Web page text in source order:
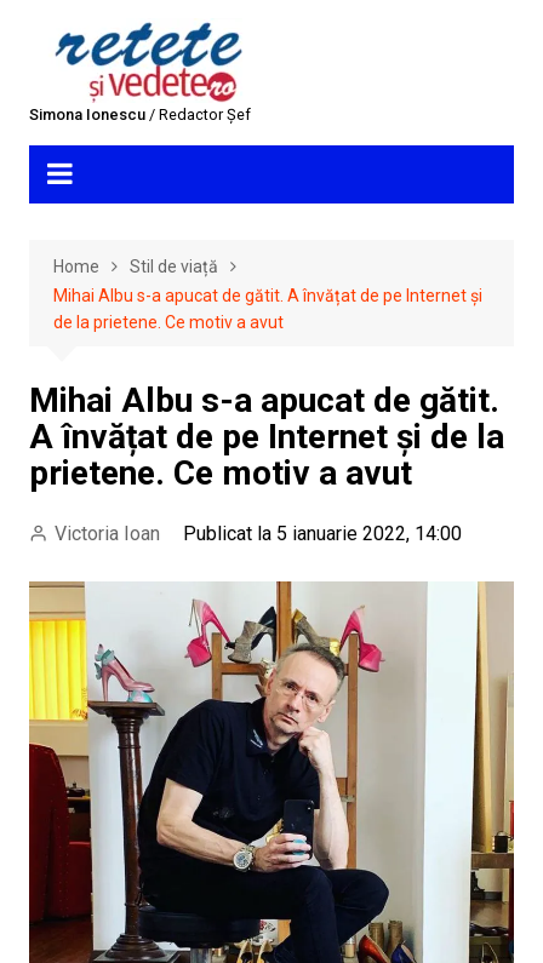
Simona Ionescu/ Redactor Șef
Home
Stil de viață
Mihai Albu s-a apucat de gătit. A învățat de pe Internet și
de la prietene. Ce motiv a avut
Mihai Albu s-a apucat de gătit.
A învățat de pe Internet și de la
prietene. Ce motiv a avut
Victoria Ioan Publicat la 5 ianuarie 2022, 14:00